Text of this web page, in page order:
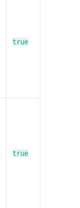
true
true